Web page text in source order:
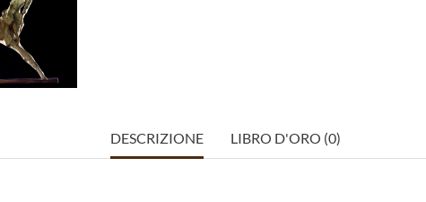
DESCRIZIONE LIBRO D'ORO (0)